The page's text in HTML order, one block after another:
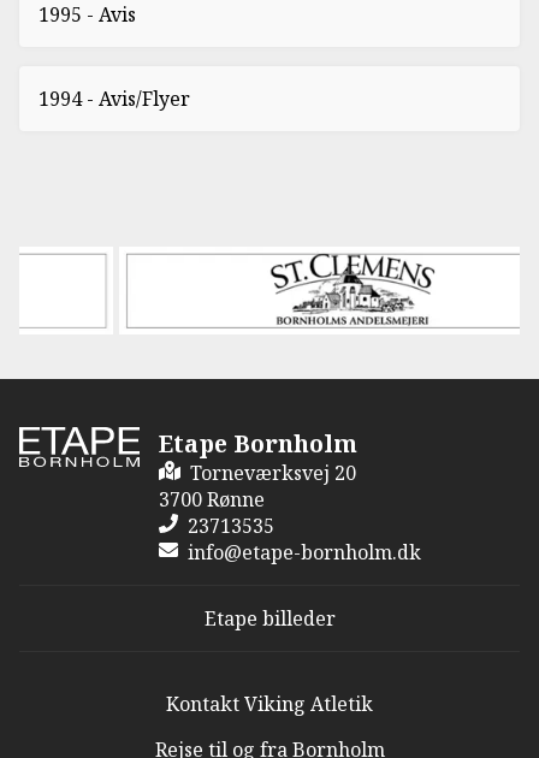
1995 - Avis
1994 - Avis/Flyer
Etape Bornholm
Torneværksvej 20
3700 Rønne
23713535
info@etape-bornholm.dk
Etape billeder
Kontakt Viking Atletik
Rejse til og fra Bornholm